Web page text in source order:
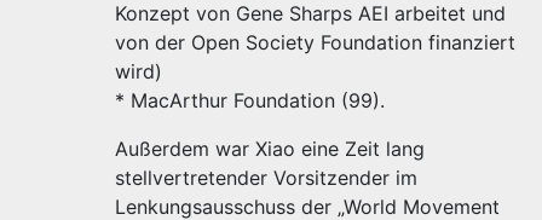
Konzept von Gene Sharps AEI arbeitet und
von der Open Society Foundation finanziert
wird)
* MacArthur Foundation (99).
Außerdem war Xiao eine Zeit lang
stellvertretender Vorsitzender im
Lenkungsausschuss der „World Movement